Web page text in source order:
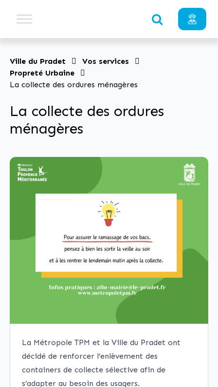
Ville du Pradet
Vos services
Propreté Urbaine
La collecte des ordures ménagères
La collecte des ordures
ménagères
La Métropole TPM et la Ville du Pradet ont
décidé de renforcer l’enlèvement des
containers de collecte sélective afin de
s’adapter au besoin des usagers.